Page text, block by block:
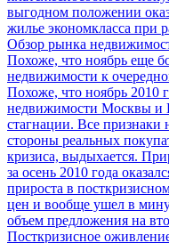
выгодном положении
жилье экономкласса при
Обзор рынка
Похоже, что ноябрь еще
недвижимости к
Похоже, что ноябрь 2010
недвижимости Москвы и
стагнации. Все
стороны реальных
кризиса, выдыхается.
за осень 2010 года
прироста в
цен и вообще ушел в
объем предложения на
Посткризисное